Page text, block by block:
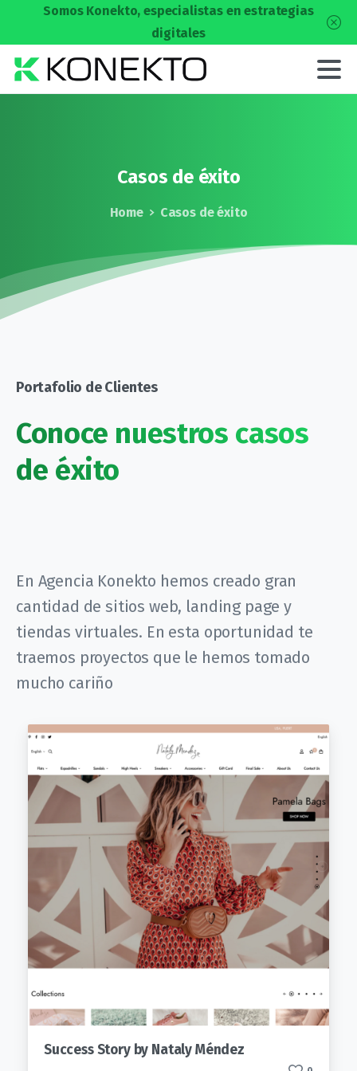
Somos Konekto, especialistas en estrategias
digitales
Casos de éxito
Home Casos de éxito
Portafolio de Clientes
Conoce nuestros casos
de éxito
En Agencia Konekto hemos creado gran
cantidad de sitios web, landing page y
tiendas virtuales. En esta oportunidad te
traemos proyectos que le hemos tomado
mucho cariño
Success Story by Nataly Méndez